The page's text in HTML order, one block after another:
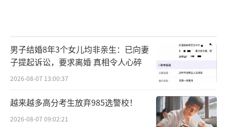
男子结婚8年3个女儿均非亲生：已向妻
子提起诉讼，要求离婚 真相令人心碎
2026-08-07 13:00:37
越来越多高分考生放弃985选警校！
2026-08-07 09:02:21